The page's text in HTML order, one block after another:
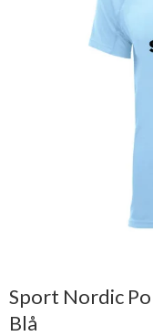
Sport Nordic
Blå